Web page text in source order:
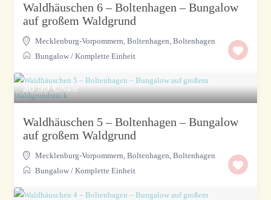
Waldhäuschen 6 – Boltenhagen – Bungalow
auf großem Waldgrund
Mecklenburg-Vorpommern, Boltenhagen,Boltenhagen
Bungalow /Komplette Einheit
ab 99 €/Nacht
Waldhäuschen 5 – Boltenhagen – Bungalow
auf großem Waldgrund
Mecklenburg-Vorpommern, Boltenhagen,Boltenhagen
Bungalow /Komplette Einheit